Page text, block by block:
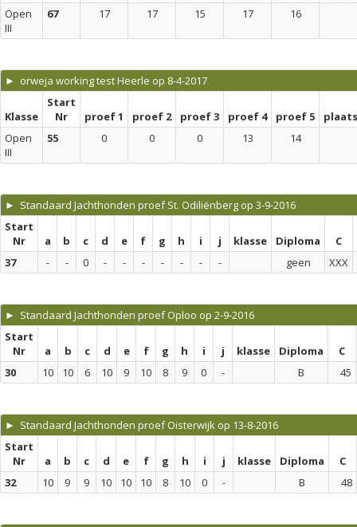
Open
III
67 17 17 15 17 16
► orweja working test Heerle op 8-4-2017
Klasse
Start
Nr
proef 1 proef 2 proef 3 proef 4 proef 5
Open
III
55 0 0 0 13 14
► Standaard Jachthonden proef St. Odiliënberg op 3-9-2016
Start
Nr
a b c d e f g h i j klasse Diploma
C
37
- - 0 - - - - - - - geen XXX
► Standaard Jachthonden proef Oploo op 2-9-2016
Start
Nr
a b c d e f g h i j klasse Diploma
C
30
10 10 6 10 9 10 8 9 0 - B 45
► Standaard Jachthonden proef Oisterwijk op 13-8-2016
Start
Nr
a b c d e f g h i j klasse Diploma
C
32
10 9 9 10 10 10 8 10 0 - B 48